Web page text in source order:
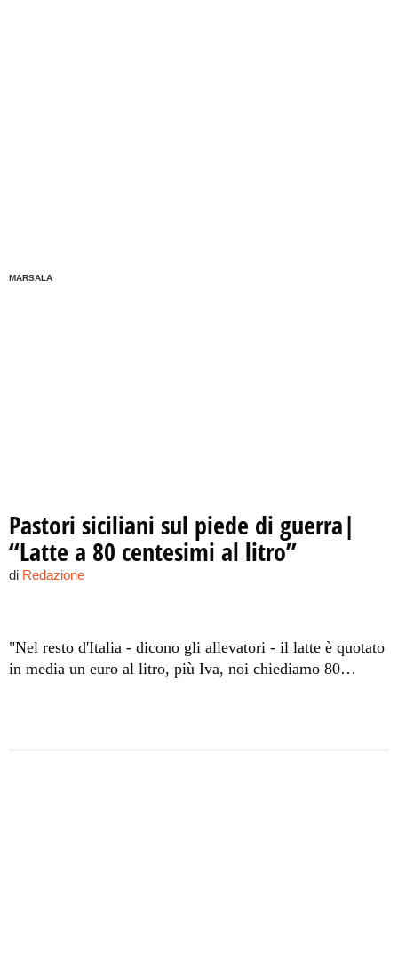
MARSALA
Pastori siciliani sul piede di guerra|
“Latte a 80 centesimi al litro”
di Redazione
"Nel resto d'Italia - dicono gli allevatori - il latte è quotato
in media un euro al litro, più Iva, noi chiediamo 80